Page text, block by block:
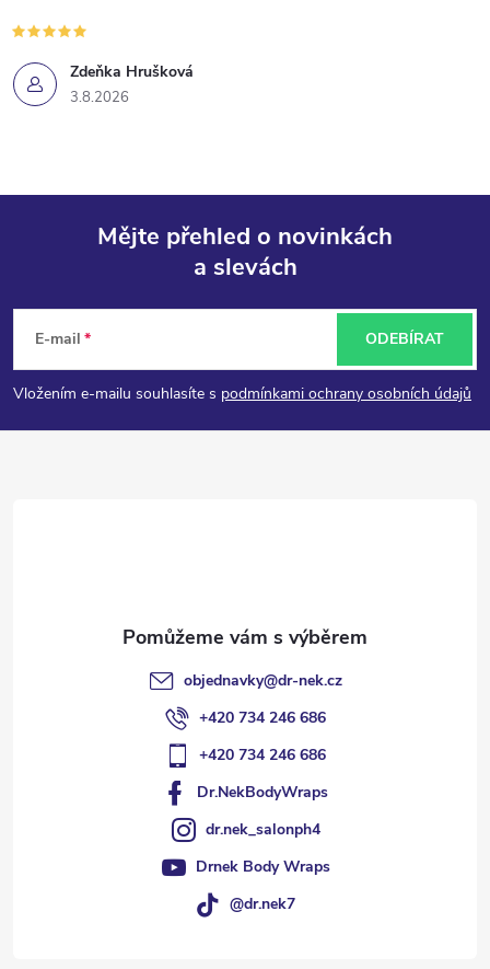
Zdeňka Hrušková
3.8.2026
p
a
Mějte přehled o novinkách
a slevách
E-mail
Vložením e-mailu souhlasíte s podmínkami ochrany osobních údajů
ODEBÍRAT
objednavky@dr-nek.cz
+420 734 246 686
+420 734 246 686
Dr.NekBodyWraps
dr.nek_salonph4
Drnek Body Wraps
@dr.nek7